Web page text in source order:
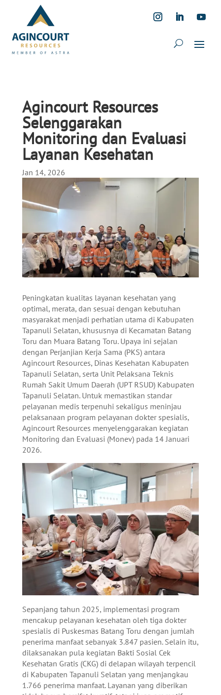
Agincourt Resources
Selenggarakan
Monitoring dan Evaluasi
Layanan Kesehatan
Jan 14, 2026
Peningkatan kualitas layanan kesehatan yang
optimal, merata, dan sesuai dengan kebutuhan
masyarakat menjadi perhatian utama di Kabupaten
Tapanuli Selatan, khususnya di Kecamatan Batang
Toru dan Muara Batang Toru. Upaya ini sejalan
dengan Perjanjian Kerja Sama (PKS) antara
Agincourt Resources, Dinas Kesehatan Kabupaten
Tapanuli Selatan, serta Unit Pelaksana Teknis
Rumah Sakit Umum Daerah (UPT RSUD) Kabupaten
Tapanuli Selatan. Untuk memastikan standar
pelayanan medis terpenuhi sekaligus meninjau
pelaksanaan program pelayanan dokter spesialis,
Agincourt Resources menyelenggarakan kegiatan
Monitoring dan Evaluasi (Monev) pada 14 Januari
2026.
Sepanjang tahun 2025, implementasi program
mencakup pelayanan kesehatan oleh tiga dokter
spesialis di Puskesmas Batang Toru dengan jumlah
penerima manfaat sebanyak 3.847 pasien. Selain itu,
dilaksanakan pula kegiatan Bakti Sosial Cek
Kesehatan Gratis (CKG) di delapan wilayah terpencil
di Kabupaten Tapanuli Selatan yang menjangkau
1.766 penerima manfaat. Layanan yang diberikan